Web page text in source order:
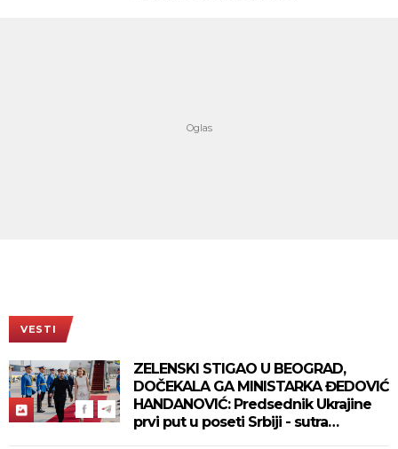
VESTI
ZELENSKI STIGAO U BEOGRAD,
DOČEKALA GA MINISTARKA ĐEDOVIĆ
HANDANOVIĆ: Predsednik Ukrajine
prvi put u poseti Srbiji - sutra